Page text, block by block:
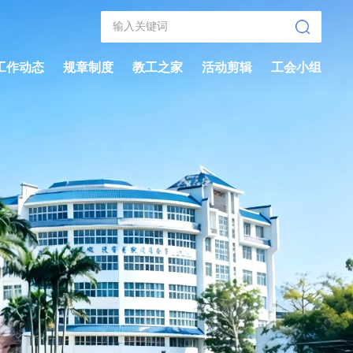
作动态 规章制度 教工之家 活动剪辑 工会小组